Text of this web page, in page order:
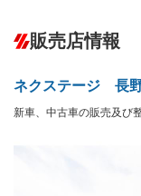
－ ダウンヒルアシスト
Bluetooth接続
オーディオ：CDま
－
ヘッドライトウォッ
ー
LEDヘッドランプ
販売店情報
ネクステージ 長
新車、中古車の販売及び